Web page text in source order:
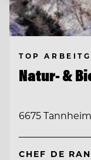
TOP
Natur- &
6675
CHEF DE